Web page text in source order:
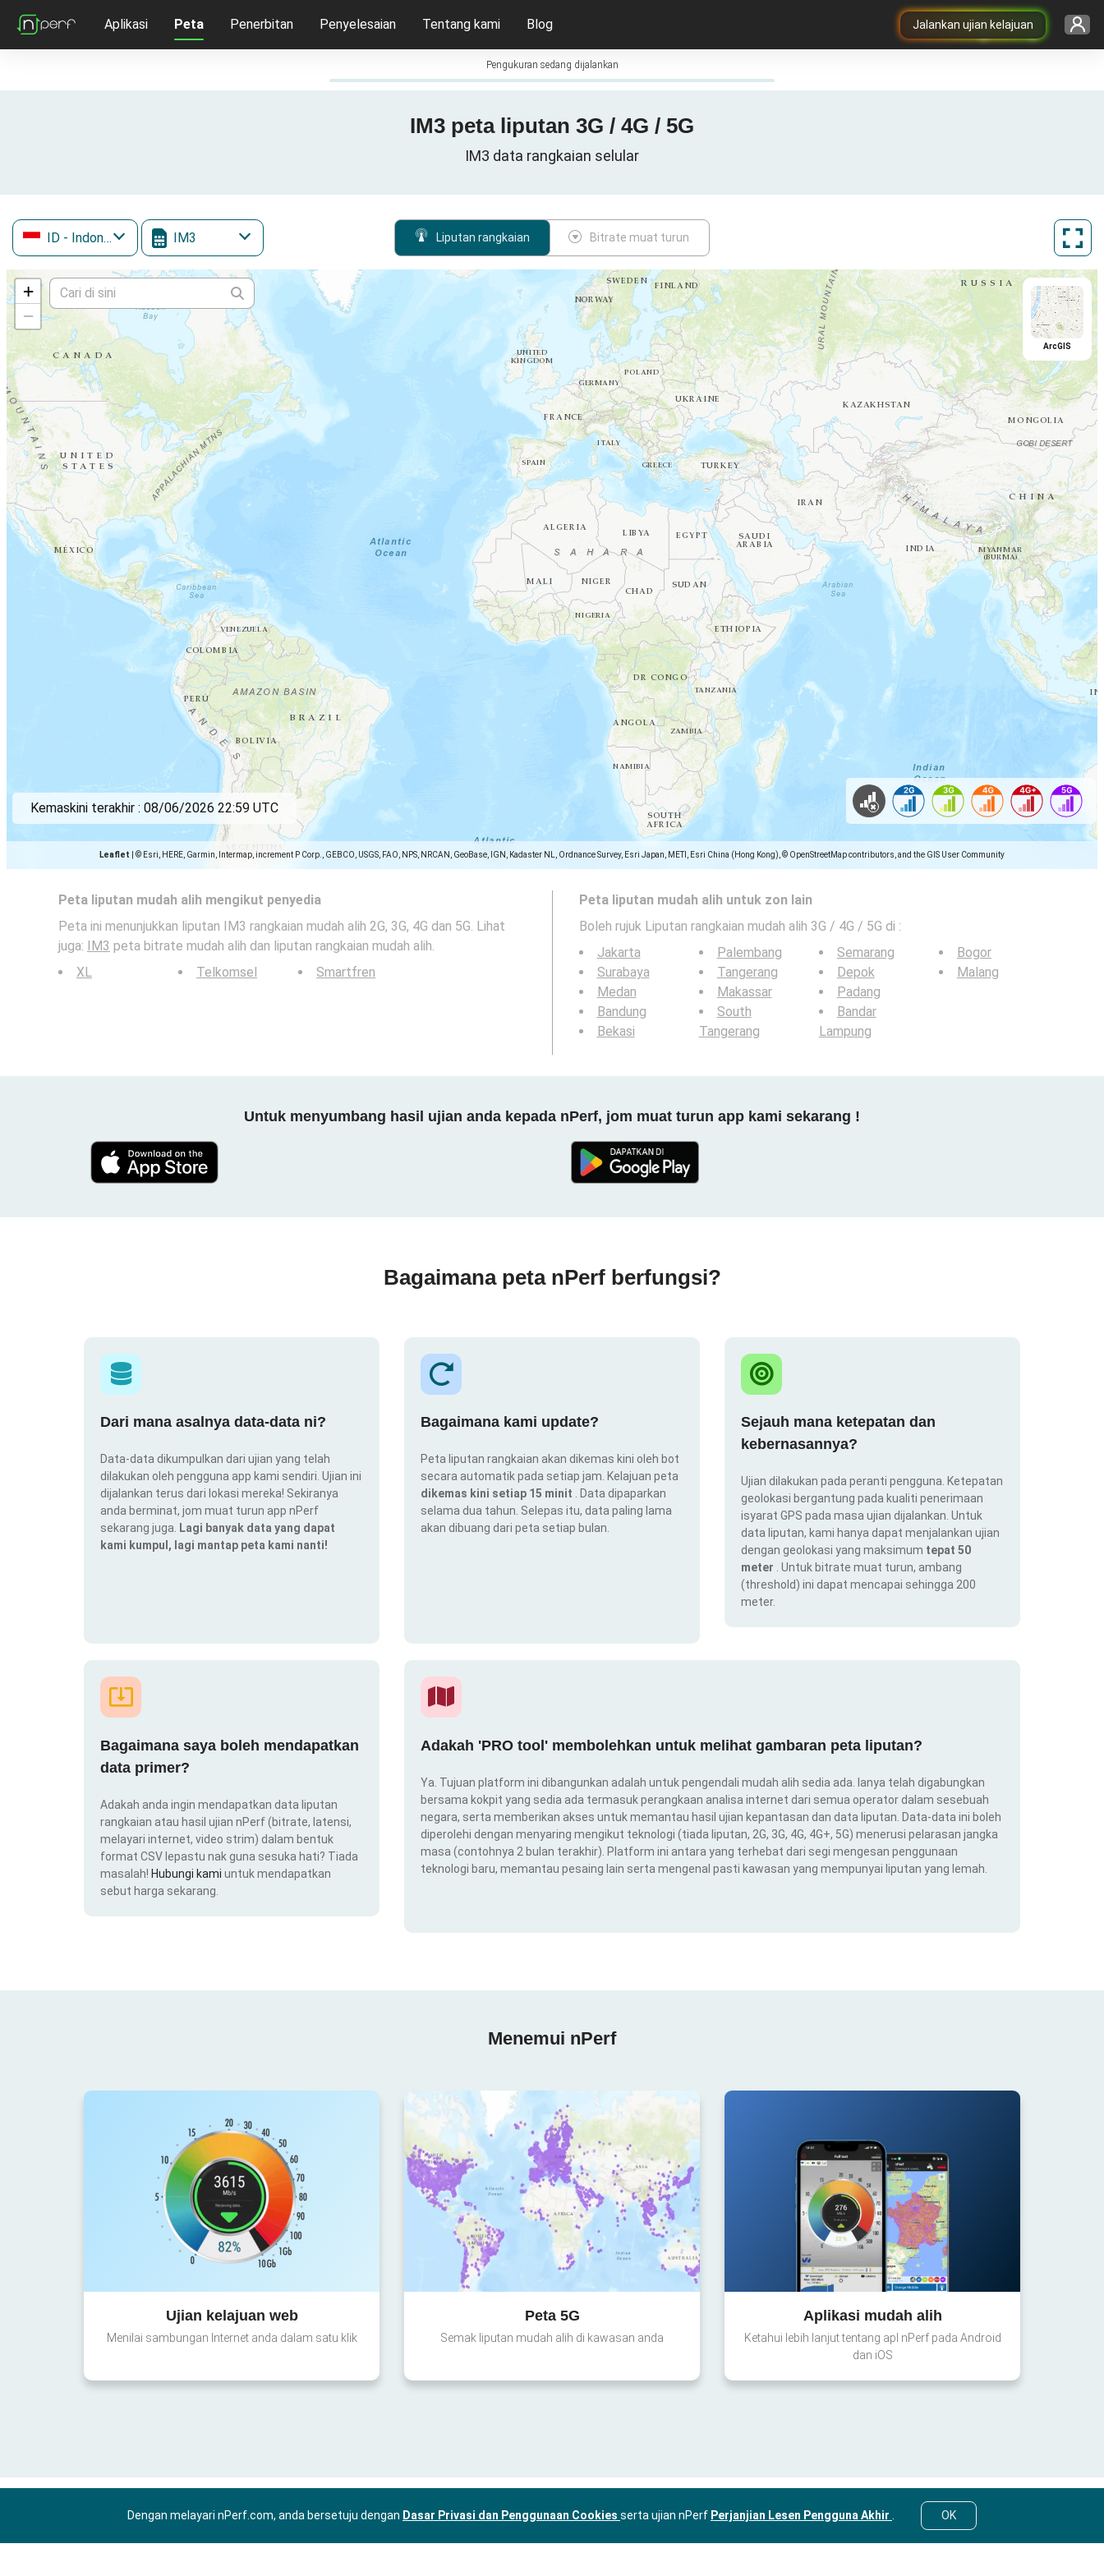
Jalankan ujian kelajuan
Aplikasi Peta Penerbitan Penyelesaian Tentang kami Blog
Pengukuran sedang dijalankan
IM3 peta liputan 3G / 4G / 5G
IM3 data rangkaian selular
ID - Indonesia IM3 Liputan rangkaian Bitrate muat turun
+
−
Leaflet © Esri, HERE, Garmin, Intermap, increment P Corp., GEBCO, USGS, FAO, NPS, NRCAN, GeoBase, IGN, Kadaster NL, Ordnance Survey, Esri Japan, METI, Esri China (Hong Kong), © OpenStreetMap contributors, and the GIS User Community
ArcGIS
Kemaskini terakhir : 08/06/2026 22:59 UTC
Peta liputan mudah alih mengikut penyedia
Peta ini menunjukkan liputan IM3 rangkaian mudah alih 2G, 3G, 4G dan 5G. Lihat
juga: IM3 peta bitrate mudah alih dan liputan rangkaian mudah alih.
XL
Telkomsel Smartfren
Peta liputan mudah alih untuk zon lain
Boleh rujuk Liputan rangkaian mudah alih 3G / 4G / 5G di :
Jakarta
Surabaya
Medan
Bandung
Bekasi
Palembang
Tangerang
Makassar
South
Tangerang
Semarang
Depok
Padang
Bandar
Lampung
Bogor
Malang
Untuk menyumbang hasil ujian anda kepada nPerf, jom muat turun app kami sekarang !
Bagaimana peta nPerf berfungsi?
Dari mana asalnya data-data ni?
Data-data dikumpulkan dari ujian yang telah
dilakukan oleh pengguna app kami sendiri. Ujian ini
dijalankan terus dari lokasi mereka! Sekiranya
anda berminat, jom muat turun app nPerf
sekarang juga.
Lagi banyak data yang dapat
kami kumpul, lagi mantap peta kami nanti!
Bagaimana kami update?
Peta liputan rangkaian akan dikemas kini oleh bot
secara automatik pada setiap jam. Kelajuan peta
dikemas kini setiap 15 minit
. Data dipaparkan
selama dua tahun. Selepas itu, data paling lama
akan dibuang dari peta setiap bulan.
Sejauh mana ketepatan dan
kebernasannya?
Ujian dilakukan pada peranti pengguna. Ketepatan
geolokasi bergantung pada kualiti penerimaan
isyarat GPS pada masa ujian dijalankan. Untuk
data liputan, kami hanya dapat menjalankan ujian
dengan geolokasi yang maksimum tepat 50
meter
. Untuk bitrate muat turun, ambang
(threshold) ini dapat mencapai sehingga 200
meter.
Bagaimana saya boleh mendapatkan
data primer?
Adakah anda ingin mendapatkan data liputan
rangkaian atau hasil ujian nPerf (bitrate, latensi,
melayari internet, video strim) dalam bentuk
format CSV lepastu nak guna sesuka hati? Tiada
masalah! Hubungi kami untuk mendapatkan
sebut harga sekarang.
Adakah 'PRO tool' membolehkan untuk melihat gambaran peta liputan?
Ya. Tujuan platform ini dibangunkan adalah untuk pengendali mudah alih sedia ada. Ianya telah digabungkan
bersama kokpit yang sedia ada termasuk perangkaan analisa internet dari semua operator dalam sesebuah
negara, serta memberikan akses untuk memantau hasil ujian kepantasan dan data liputan. Data-data ini boleh
diperolehi dengan menyaring mengikut teknologi (tiada liputan, 2G, 3G, 4G, 4G+, 5G) menerusi pelarasan jangka
masa (contohnya 2 bulan terakhir). Platform ini antara yang terhebat dari segi mengesan penggunaan
teknologi baru, memantau pesaing lain serta mengenal pasti kawasan yang mempunyai liputan yang lemah.
Menemui nPerf
Ujian kelajuan web
Menilai sambungan Internet anda dalam satu klik
Peta 5G
Semak liputan mudah alih di kawasan anda
Aplikasi mudah alih
Ketahui lebih lanjut tentang apl nPerf pada Android
dan iOS
Dengan melayari nPerf.com, anda bersetuju dengan Dasar Privasi dan Penggunaan Cookies serta ujian nPerf Perjanjian Lesen Pengguna Akhir OK